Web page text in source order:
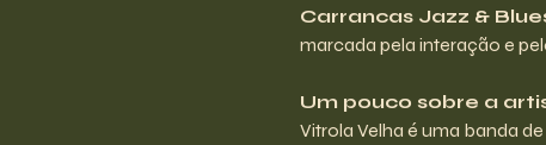
Carrancas Jazz &
marcada pela interação e
Um pouco sobre a
Vitrola Velha é uma banda